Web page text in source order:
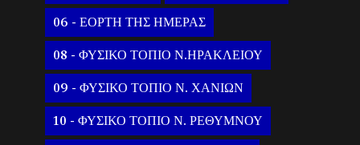
06 - ΕΟΡΤΗ ΤΗΣ ΗΜΕΡΑΣ
08 - ΦΥΣΙΚΟ ΤΟΠΙΟ Ν.ΗΡΑΚΛΕΙΟΥ
09 - ΦΥΣΙΚΟ ΤΟΠΙΟ Ν. ΧΑΝΙΩΝ
10 - ΦΥΣΙΚΟ ΤΟΠΙΟ Ν. ΡΕΘΥΜΝΟΥ